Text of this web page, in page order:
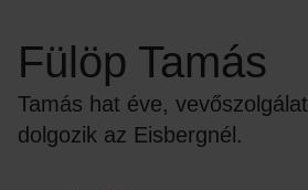
Fülöp Tamás
Tamás hat éve,
dolgozik az Eisbergnél.